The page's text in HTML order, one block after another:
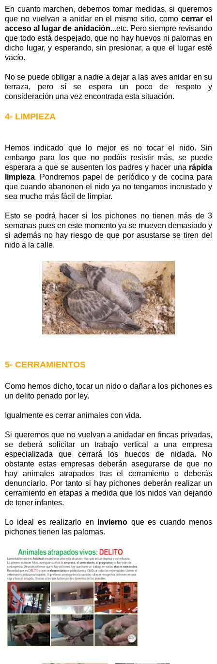
En cuanto marchen, debemos tomar medidas, si queremos
que no vuelvan a anidar en el mismo sitio, comocerrar el
acceso al lugar de anidación...etc. Pero siempre revisando
que todo está despejado, que no hay huevos ni palomas en
dicho lugar, y esperando, sin presionar, a que el lugar esté
vacío.
No se puede obligar a nadie a dejar a las aves anidar en su
terraza, pero sí se espera un poco de respeto y
consideración una vez encontrada esta situación.
4- LIMPIEZA
Hemos indicado que lo mejor es no tocar el nido. Sin
embargo para los que no podáis resistir más, se puede
esperara a que se ausenten los padres y hacer una rápida
limpieza. Pondremos papel de periódico y de cocina para
que cuando abanonen el nido ya no tengamos incrustado y
sea mucho más fácil de limpiar.
Esto se podrá hacer si los pichones no tienen más de 3
semanas pues en este momento ya se mueven demasiado y
si además no hay riesgo de que por asustarse se tiren del
nido a la calle.
5- CERRAMIENTOS
Como hemos dicho, tocar un nido o dañar a los pichones es
un delito penado por ley.
Igualmente es cerrar animales con vida.
Si queremos que no vuelvan a anidadar en fincas privadas,
se deberá solicitar un trabajo vertical a una empresa
especializada que cerrará los huecos de nidada. No
obstante estas empresas deberán asegurarse de que no
hay animales atrapados tras el cerramiento o deberás
denunciarlo. Por tanto si hay pichones deberán realizar un
cerramiento en etapas a medida que los nidos van dejando
de tener infantes.
Lo ideal es realizarlo en invierno que es cuando menos
pichones tienen las palomas.